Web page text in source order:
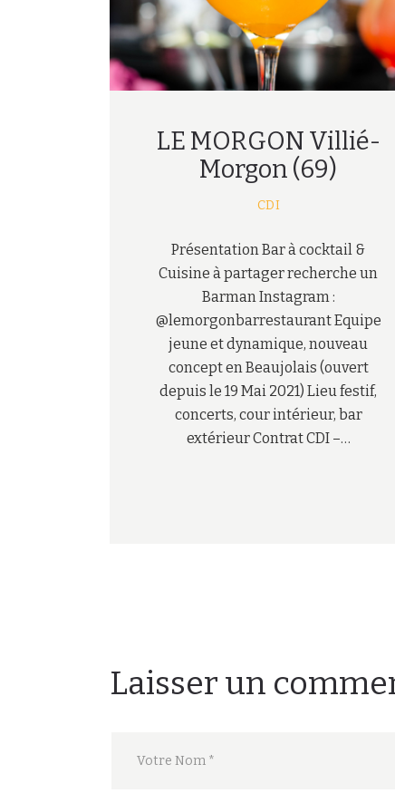
LE MORGON Villié-
Morgon (69)
CDI
Présentation Bar à cocktail &
Cuisine à partager recherche un
Barman Instagram :
@lemorgonbarrestaurant Equipe
jeune et dynamique, nouveau
concept en Beaujolais (ouvert
depuis le 19 Mai 2021) Lieu festif,
concerts, cour intérieur, bar
extérieur Contrat CDI –…
Laisser un